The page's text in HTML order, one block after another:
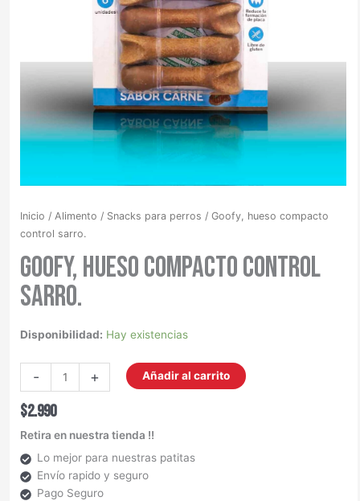
Inicio /Alimento / Snacks para perros / Goofy, hueso compacto
control sarro.
Goofy, hueso compacto control
sarro.
Disponibilidad: Hay existencias
- + Añadir al carrito
$2.990
Retira en nuestra tienda !!
Lo mejor para nuestras patitas
Envío rapido y seguro
Pago Seguro